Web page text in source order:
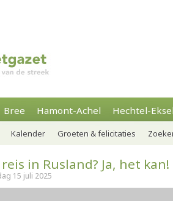
Bree Hamont-Achel Hechtel-
Kalender Groeten & felicitaties
in Rusland? Ja, het kan!
15 juli 2025